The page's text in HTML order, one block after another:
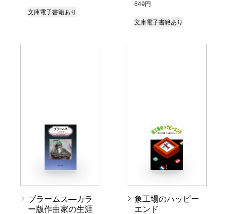
文庫電子書籍あり
649円
文庫電子書籍あり
ブラームス―カラ
ー版作曲家の生涯
象工場のハッピー
エンド